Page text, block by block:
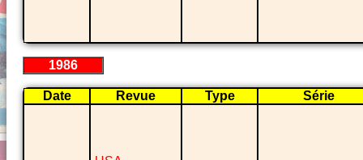
1986
Date Revue Type Série